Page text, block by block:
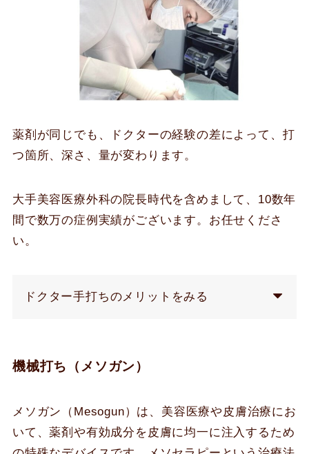
薬剤が同じでも、ドクターの経験の差によって、打
つ箇所、深さ、量が変わります。
大手美容医療外科の院長時代を含めまして、10数年
間で数万の症例実績がございます。お任せくださ
い。
ドクター手打ちのメリットをみる
機械打ち（メソガン）
メソガン（Mesogun）は、美容医療や皮膚治療にお
いて、薬剤や有効成分を皮膚に均一に注入するため